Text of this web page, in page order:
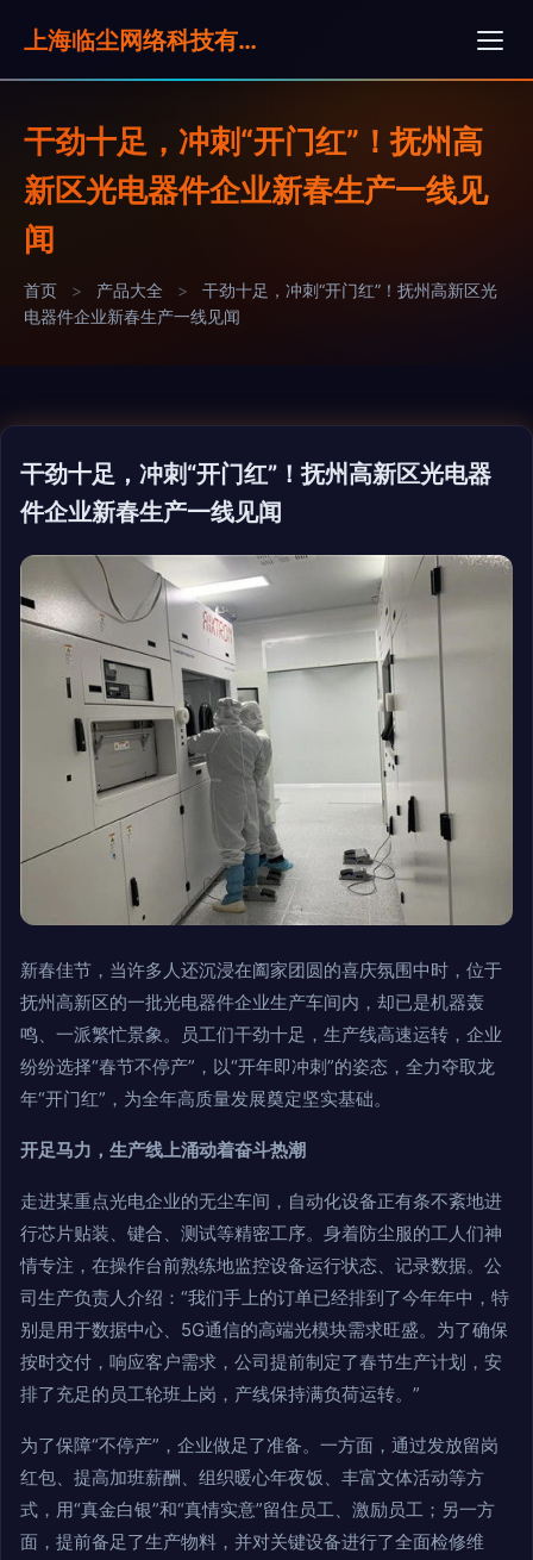
上海临尘网络科技有限公司
干劲十足，冲刺“开门红”！抚州高
新区光电器件企业新春生产一线见
闻
首页 > 产品大全 >
干劲十足，冲刺“开门红”！抚州高新区光
电器件企业新春生产一线见闻
干劲十足，冲刺“开门红”！抚州高新区光电器
件企业新春生产一线见闻
新春佳节，当许多人还沉浸在阖家团圆的喜庆氛围中时，位于
抚州高新区的一批光电器件企业生产车间内，却已是机器轰
鸣、一派繁忙景象。员工们干劲十足，生产线高速运转，企业
纷纷选择“春节不停产”，以“开年即冲刺”的姿态，全力夺取龙
年“开门红”，为全年高质量发展奠定坚实基础。
开足马力，生产线上涌动着奋斗热潮
走进某重点光电企业的无尘车间，自动化设备正有条不紊地进
行芯片贴装、键合、测试等精密工序。身着防尘服的工人们神
情专注，在操作台前熟练地监控设备运行状态、记录数据。公
司生产负责人介绍：“我们手上的订单已经排到了今年年中，特
别是用于数据中心、5G通信的高端光模块需求旺盛。为了确保
按时交付，响应客户需求，公司提前制定了春节生产计划，安
排了充足的员工轮班上岗，产线保持满负荷运转。”
为了保障“不停产”，企业做足了准备。一方面，通过发放留岗
红包、提高加班薪酬、组织暖心年夜饭、丰富文体活动等方
式，用“真金白银”和“真情实意”留住员工、激励员工；另一方
面，提前备足了生产物料，并对关键设备进行了全面检修维